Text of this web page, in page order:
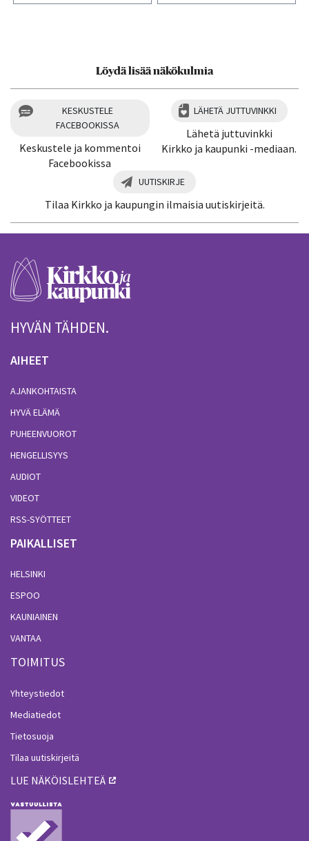
Löydä lisää näkökulmia
KESKUSTELE
FACEBOOKISSA
Keskustele ja kommentoi
Facebookissa
LÄHETÄ JUTTUVINKKI
Lähetä juttuvinkki
Kirkko ja kaupunki -mediaan.
UUTISKIRJE
Tilaa Kirkko ja kaupungin ilmaisia uutiskirjeitä.
HYVÄN TÄHDEN.
AIHEET
AJANKOHTAISTA
HYVÄ ELÄMÄ
PUHEENVUOROT
HENGELLISYYS
AUDIOT
VIDEOT
RSS-SYÖTTEET
PAIKALLISET
HELSINKI
ESPOO
KAUNIAINEN
VANTAA
TOIMITUS
Yhteystiedot
Mediatiedot
Tietosuoja
Tilaa uutiskirjeitä
LUE NÄKÖISLEHTEÄ